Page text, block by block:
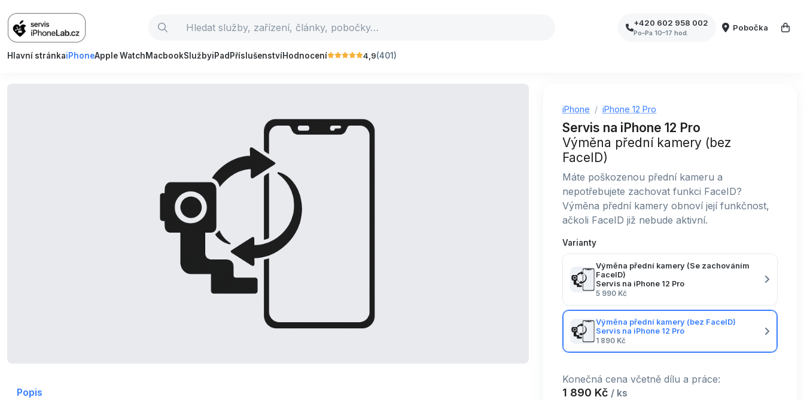
+420 602 958 002
Po–Pa 10–17 hod.
Pobočka
Hlavní stránkaiPhoneApple WatchMacbookSlužbyiPad PříslušenstvíHodnocení 4,9(401)
Popis
iPhone iPhone 12 Pro
Servis na iPhone 12 Pro
Výměna přední kamery (bez
FaceID)
Máte poškozenou přední kameru a
nepotřebujete zachovat funkci FaceID?
Výměna přední kamery obnoví její funkčnost,
ačkoli FaceID již nebude aktivní.
Varianty
Výměna přední kamery (Se zachováním
FaceID)
Servis na iPhone 12 Pro
5 990 Kč
Výměna přední kamery (bez FaceID)
Servis na iPhone 12 Pro
1 890 Kč
Konečná cena včetně dílu a práce:
1 890 Kč / ks